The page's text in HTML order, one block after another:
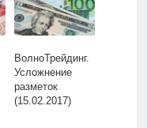
ВолноТрейдинг.
Усложнение
разметок
(15.02.2017)